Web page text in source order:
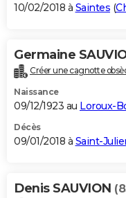
10/02/2018 à Saintes (
Germaine
Créer une cagnotte
Naissance
09/12/1923 au Loroux-
Décès
09/01/2018 à Saint-
Denis SAUVION